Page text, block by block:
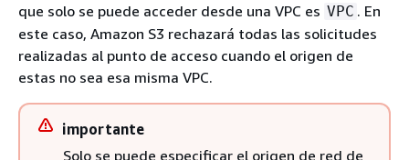
que solo se puede acceder desde una VPC es VPC . En
este caso, Amazon S3 rechazará todas las solicitudes
realizadas al punto de acceso cuando el origen de
estas no sea esa misma VPC.
importante
Solo se puede especificar el origen de red de